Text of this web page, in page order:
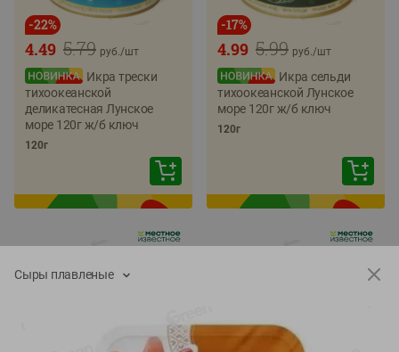
-22%
5.79
4.49 руб./шт
Икра трески
тихоокеанской
деликатесная Лунское
море 120г ж/б ключ
120г
-17%
5.99
4.99 руб./шт
Икра сельди
тихоокеанской Лунское
море 120г ж/б ключ
120г
Сыры плавленые